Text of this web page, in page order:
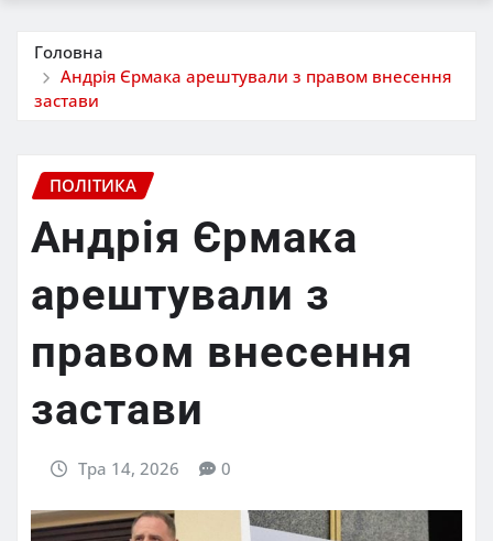
Головна
Андрія Єрмака арештували з правом внесення
застави
ПОЛІТИКА
Андрія Єрмака
арештували з
правом внесення
застави
Тра 14, 2026 0